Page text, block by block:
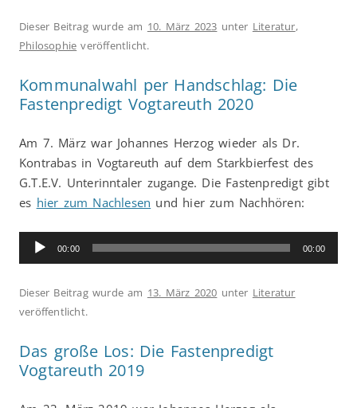
Dieser Beitrag wurde am 10. März 2023 unter Literatur,
Philosophie veröffentlicht.
Kommunalwahl per Handschlag: Die
Fastenpredigt Vogtareuth 2020
Am 7. März war Johannes Herzog wieder als Dr.
Kontrabas in Vogtareuth auf dem Starkbierfest des
G.T.E.V. Unterinntaler zugange. Die Fastenpredigt gibt
es hier zum Nachlesen und hier zum Nachhören:
Audio-
Player
00:00 00:00
Dieser Beitrag wurde am 13. März 2020 unter Literatur
veröffentlicht.
Das große Los: Die Fastenpredigt
Vogtareuth 2019